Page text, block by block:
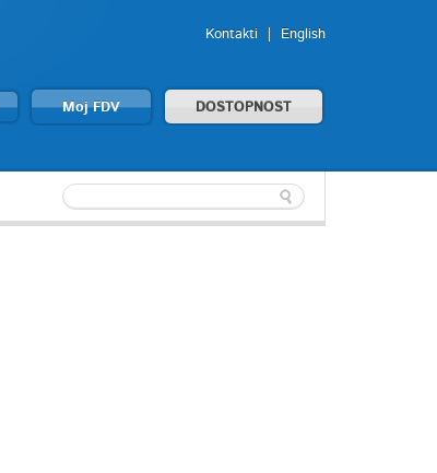
Kontakti English
Moj FDV DOSTOPNOST